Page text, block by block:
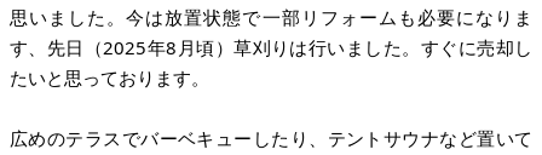
思いました。今は放置状態で一部リフォームも必要になりま
す、先日（2025年8月頃）草刈りは行いました。すぐに売却し
たいと思っております。
広めのテラスでバーベキューしたり、テントサウナなど置いて